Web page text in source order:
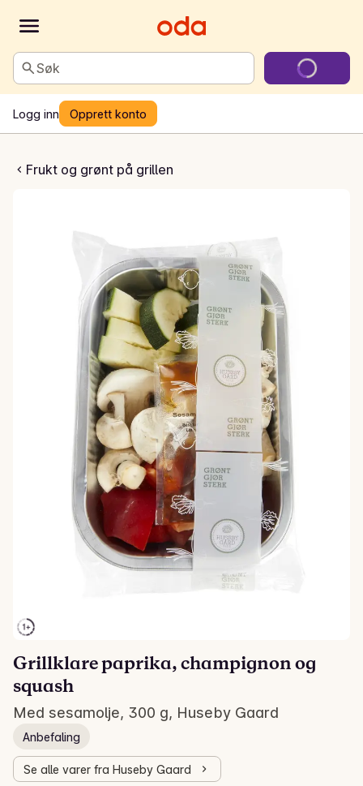
Søk
Logg inn Opprett konto
Frukt og grønt på grillen
og squash
Grillklare paprika, champignon og
squash
Med sesamolje, 300 g, Huseby Gaard
Anbefaling
Se alle varer fra Huseby Gaard